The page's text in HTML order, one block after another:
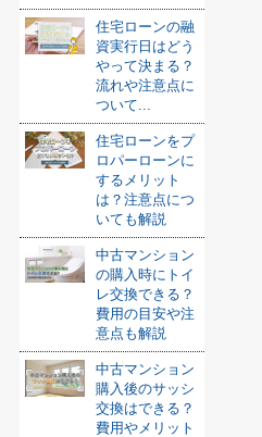
住宅ローンの融
資実行日はどう
やって決まる？
流れや注意点に
ついて...
住宅ローンをプ
ロパーローンに
するメリット
は？注意点につ
いても解説
中古マンション
の購入時にトイ
レ交換できる？
費用の目安や注
意点も解説
中古マンション
購入後のサッシ
交換はできる？
費用やメリット